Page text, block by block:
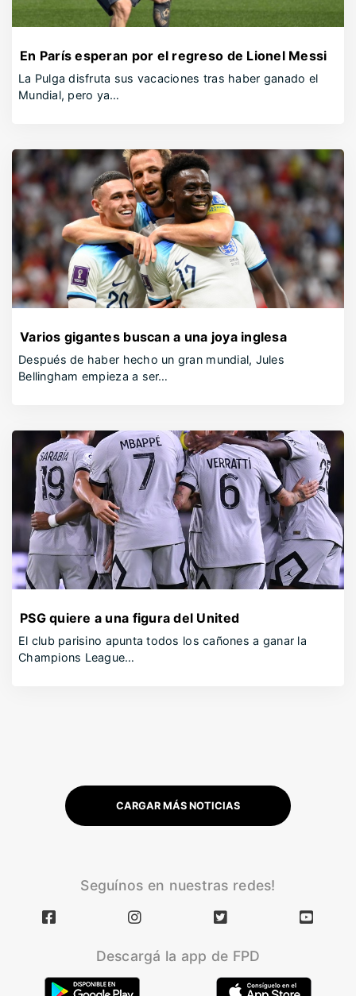
En París esperan por el regreso de Lionel Messi
La Pulga disfruta sus vacaciones tras haber ganado el
Mundial, pero ya…
Varios gigantes buscan a una joya inglesa
Después de haber hecho un gran mundial, Jules
Bellingham empieza a ser…
PSG quiere a una figura del United
El club parisino apunta todos los cañones a ganar la
Champions League…
CARGAR MÁS NOTICIAS
Seguínos en nuestras redes!
Descargá la app de FPD